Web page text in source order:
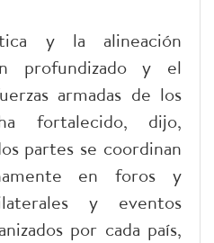
y la alineación
profundizado y el
armadas de los
fortalecido, dijo,
partes se coordinan
en foros y
y eventos
por cada país,